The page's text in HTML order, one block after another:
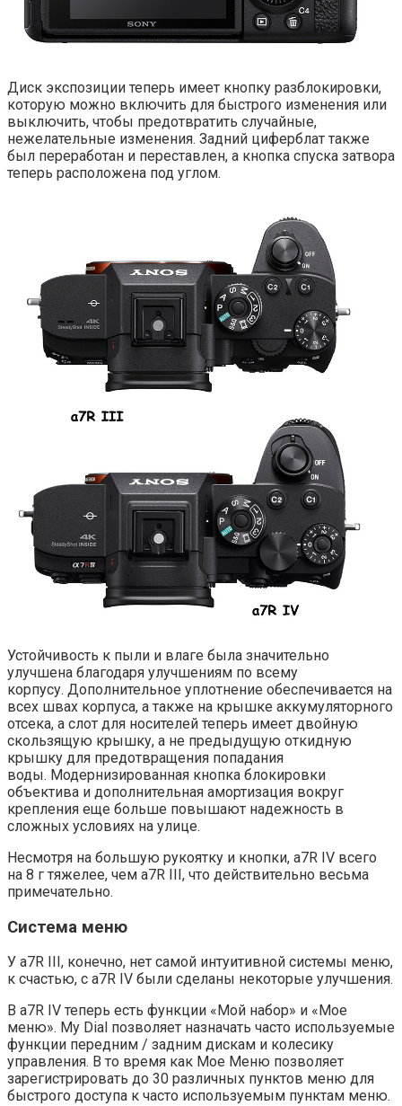
Диск экспозиции теперь имеет кнопку разблокировки,
которую можно включить для быстрого изменения или
выключить, чтобы предотвратить случайные,
нежелательные изменения. Задний циферблат также
был переработан и переставлен, а кнопка спуска затвора
теперь расположена под углом.
Устойчивость к пыли и влаге была значительно
улучшена благодаря улучшениям по всему
корпусу. Дополнительное уплотнение обеспечивается на
всех швах корпуса, а также на крышке аккумуляторного
отсека, а слот для носителей теперь имеет двойную
скользящую крышку, а не предыдущую откидную
крышку для предотвращения попадания
воды. Модернизированная кнопка блокировки
объектива и дополнительная амортизация вокруг
крепления еще больше повышают надежность в
сложных условиях на улице.
Несмотря на большую рукоятку и кнопки, a7R IV всего
на 8 г тяжелее, чем a7R III, что действительно весьма
примечательно.
Система меню
У a7R III, конечно, нет самой интуитивной системы меню,
к счастью, с a7R IV были сделаны некоторые улучшения.
В a7R IV теперь есть функции «Мой набор» и «Мое
меню». My Dial позволяет назначать часто используемые
функции передним / задним дискам и колесику
управления. В то время как Мое Меню позволяет
зарегистрировать до 30 различных пунктов меню для
быстрого доступа к часто используемым пунктам меню.